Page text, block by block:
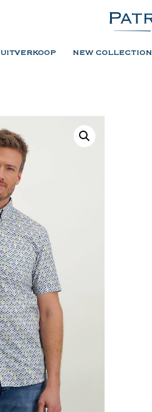
UITVERKOOP NEW COLLECTION